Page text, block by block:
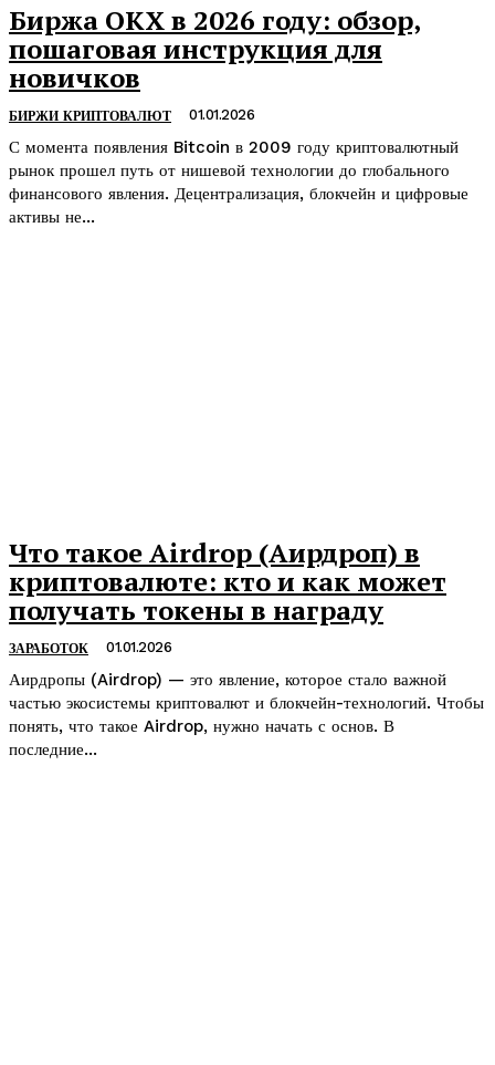
Биржа OKX в 2026 году: обзор,
пошаговая инструкция для
новичков
БИРЖИ КРИПТОВАЛЮТ 01.01.2026
С момента появления Bitcoin в 2009 году криптовалютный
рынок прошел путь от нишевой технологии до глобального
финансового явления. Децентрализация, блокчейн и цифровые
активы не...
Что такое Airdrop (Аирдроп) в
криптовалюте: кто и как может
получать токены в награду
ЗАРАБОТОК 01.01.2026
Аирдропы (Airdrop) — это явление, которое стало важной
частью экосистемы криптовалют и блокчейн-технологий. Чтобы
понять, что такое Airdrop, нужно начать с основ. В
последние...